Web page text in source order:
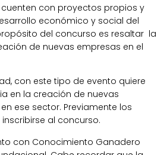
con proyectos propios y
económico y social del
del concurso es resaltar la
de nuevas empresas en el
con este tipo de evento quiere
en la creación de nuevas
ese sector. Previamente los
al concurso.
con Conocimiento Ganadero